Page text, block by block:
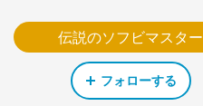
伝説のソフビマスター
フォローする